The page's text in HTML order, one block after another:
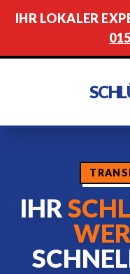
IHR LOKALER
IHR